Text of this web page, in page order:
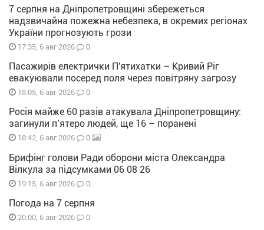
7 серпня на Дніпропетровщині збережеться
надзвичайна пожежна небезпека, в окремих регіонах
України прогнозують грози
17:35, 6 авг 2026 0
Пасажирів електрички П'ятихатки – Кривий Ріг
евакуювали посеред поля через повітряну загрозу
18:05, 6 авг 2026 0
Росія майже 60 разів атакувала Дніпропетровщину:
загинули п’ятеро людей, ще 16 – поранені
18:42, 6 авг 2026 0
Брифінг голови Ради оборони міста Олександра
Вілкула за підсумками 06 08 26
19:15, 6 авг 2026 0
Погода на 7 серпня
20:00, 6 авг 2026 0